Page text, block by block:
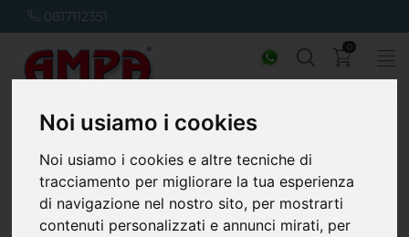
Noi usiamo i cookies
Noi usiamo i cookies e altre tecniche di
tracciamento per migliorare la tua esperienza
di navigazione nel nostro sito, per mostrarti
contenuti personalizzati e annunci mirati, per
0817112351
0
Home Stampa supporti Rigidi